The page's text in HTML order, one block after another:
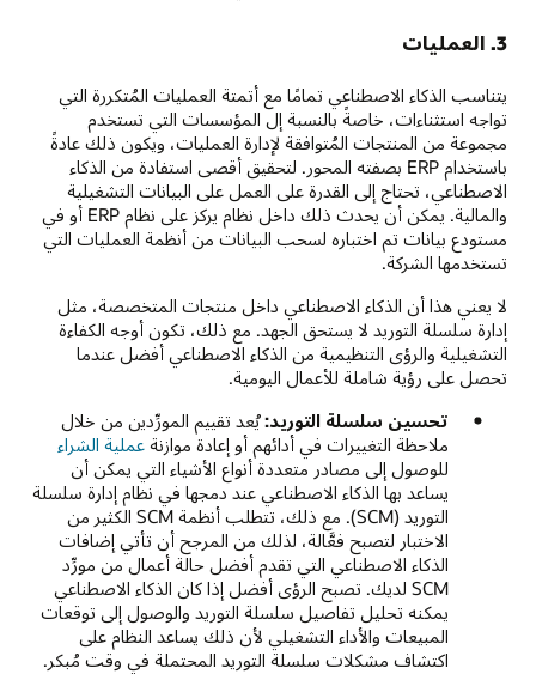
3. العمليات
يتناسب الذكاء الاصطناعي تمامًا مع أتمتة العمليات المُتكررة التي
تواجه استثناءات، خاصةً بالنسبة إل المؤسسات التي تستخدم
مجموعة من المنتجات المُتوافقة لإدارة العمليات، ويكون ذلك عادةً
باستخدام ERP بصفته المحور. لتحقيق أقصى استفادة من الذكاء
الاصطناعي، تحتاج إلى القدرة على العمل على البيانات التشغيلية
والمالية. يمكن أن يحدث ذلك داخل نظام يركز على نظام ERP أو في
مستودع بيانات تم اختباره لسحب البيانات من أنظمة العمليات التي
تستخدمها الشركة.
لا يعني هذا أن الذكاء الاصطناعي داخل منتجات المتخصصة، مثل
إدارة سلسلة التوريد لا يستحق الجهد. مع ذلك، تكون أوجه الكفاءة
التشغيلية والرؤى التنظيمية من الذكاء الاصطناعي أفضل عندما
تحصل على رؤية شاملة للأعمال اليومية.
تحسين سلسلة التوريد:يُعد تقييم المورِّدين من خلال
ملاحظة التغييرات في أدائهم أو إعادة موازنةعملية الشراء
للوصول إلى مصادر متعددة أنواع الأشياء التي يمكن أن
يساعد بها الذكاء الاصطناعي عند دمجها في نظام إدارة سلسلة
التوريد (SCM). مع ذلك، تتطلب أنظمة SCM الكثير من
الاختبار لتصبح فعَّالة، لذلك من المرجح أن تأتي إضافات
الذكاء الاصطناعي التي تقدم أفضل حالة أعمال من مورِّد
SCM لديك. تصبح الرؤى أفضل إذا كان الذكاء الاصطناعي
يمكنه تحليل تفاصيل سلسلة التوريد والوصول إلى توقعات
المبيعات والأداء التشغيلي لأن ذلك يساعد النظام على
اكتشاف مشكلات سلسلة التوريد المحتملة في وقت مُبكر.